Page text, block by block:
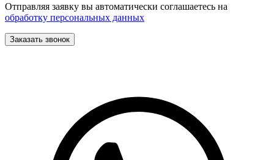
Отправляя заявку вы автоматически соглашаетесь на
обработку персональных данных